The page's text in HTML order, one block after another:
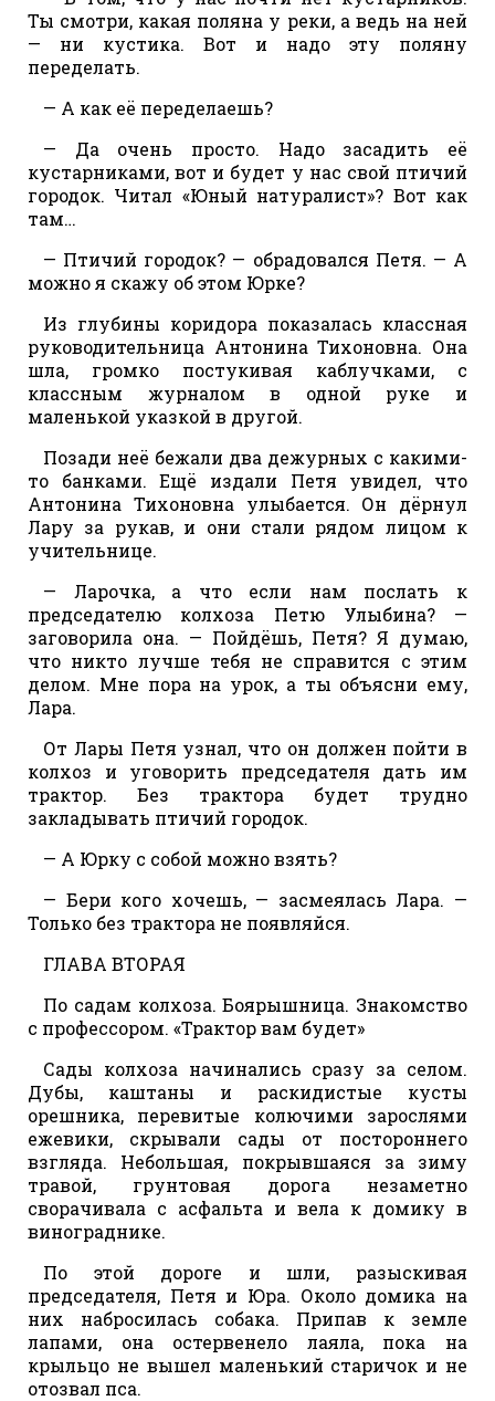
Ты смотри, какая поляна у реки, а ведь на ней
— ни кустика. Вот и надо эту поляну
переделать.
— А как её переделаешь?
— Да очень просто. Надо засадить её
кустарниками, вот и будет у нас свой птичий
городок. Читал «Юный натуралист»? Вот как
там…
— Птичий городок? — обрадовался Петя. — А
можно я скажу об этом Юрке?
Из глубины коридора показалась классная
руководительница Антонина Тихоновна. Она
шла, громко постукивая каблучками, с
классным журналом в одной руке и
маленькой указкой в другой.
Позади неё бежали два дежурных с какими-
то банками. Ещё издали Петя увидел, что
Антонина Тихоновна улыбается. Он дёрнул
Лару за рукав, и они стали рядом лицом к
учительнице.
— Ларочка, а что если нам послать к
председателю колхоза Петю Улыбина? —
заговорила она. — Пойдёшь, Петя? Я думаю,
что никто лучше тебя не справится с этим
делом. Мне пора на урок, а ты объясни ему,
Лара.
От Лары Петя узнал, что он должен пойти в
колхоз и уговорить председателя дать им
трактор. Без трактора будет трудно
закладывать птичий городок.
— А Юрку с собой можно взять?
— Бери кого хочешь, — засмеялась Лара. —
Только без трактора не появляйся.
ГЛАВА ВТОРАЯ
По садам колхоза. Боярышница. Знакомство
с профессором. «Трактор вам будет»
Сады колхоза начинались сразу за селом.
Дубы, каштаны и раскидистые кусты
орешника, перевитые колючими зарослями
ежевики, скрывали сады от постороннего
взгляда. Небольшая, покрывшаяся за зиму
травой, грунтовая дорога незаметно
сворачивала с асфальта и вела к домику в
винограднике.
По этой дороге и шли, разыскивая
председателя, Петя и Юра. Около домика на
них набросилась собака. Припав к земле
лапами, она остервенело лаяла, пока на
крыльцо не вышел маленький старичок и не
отозвал пса.